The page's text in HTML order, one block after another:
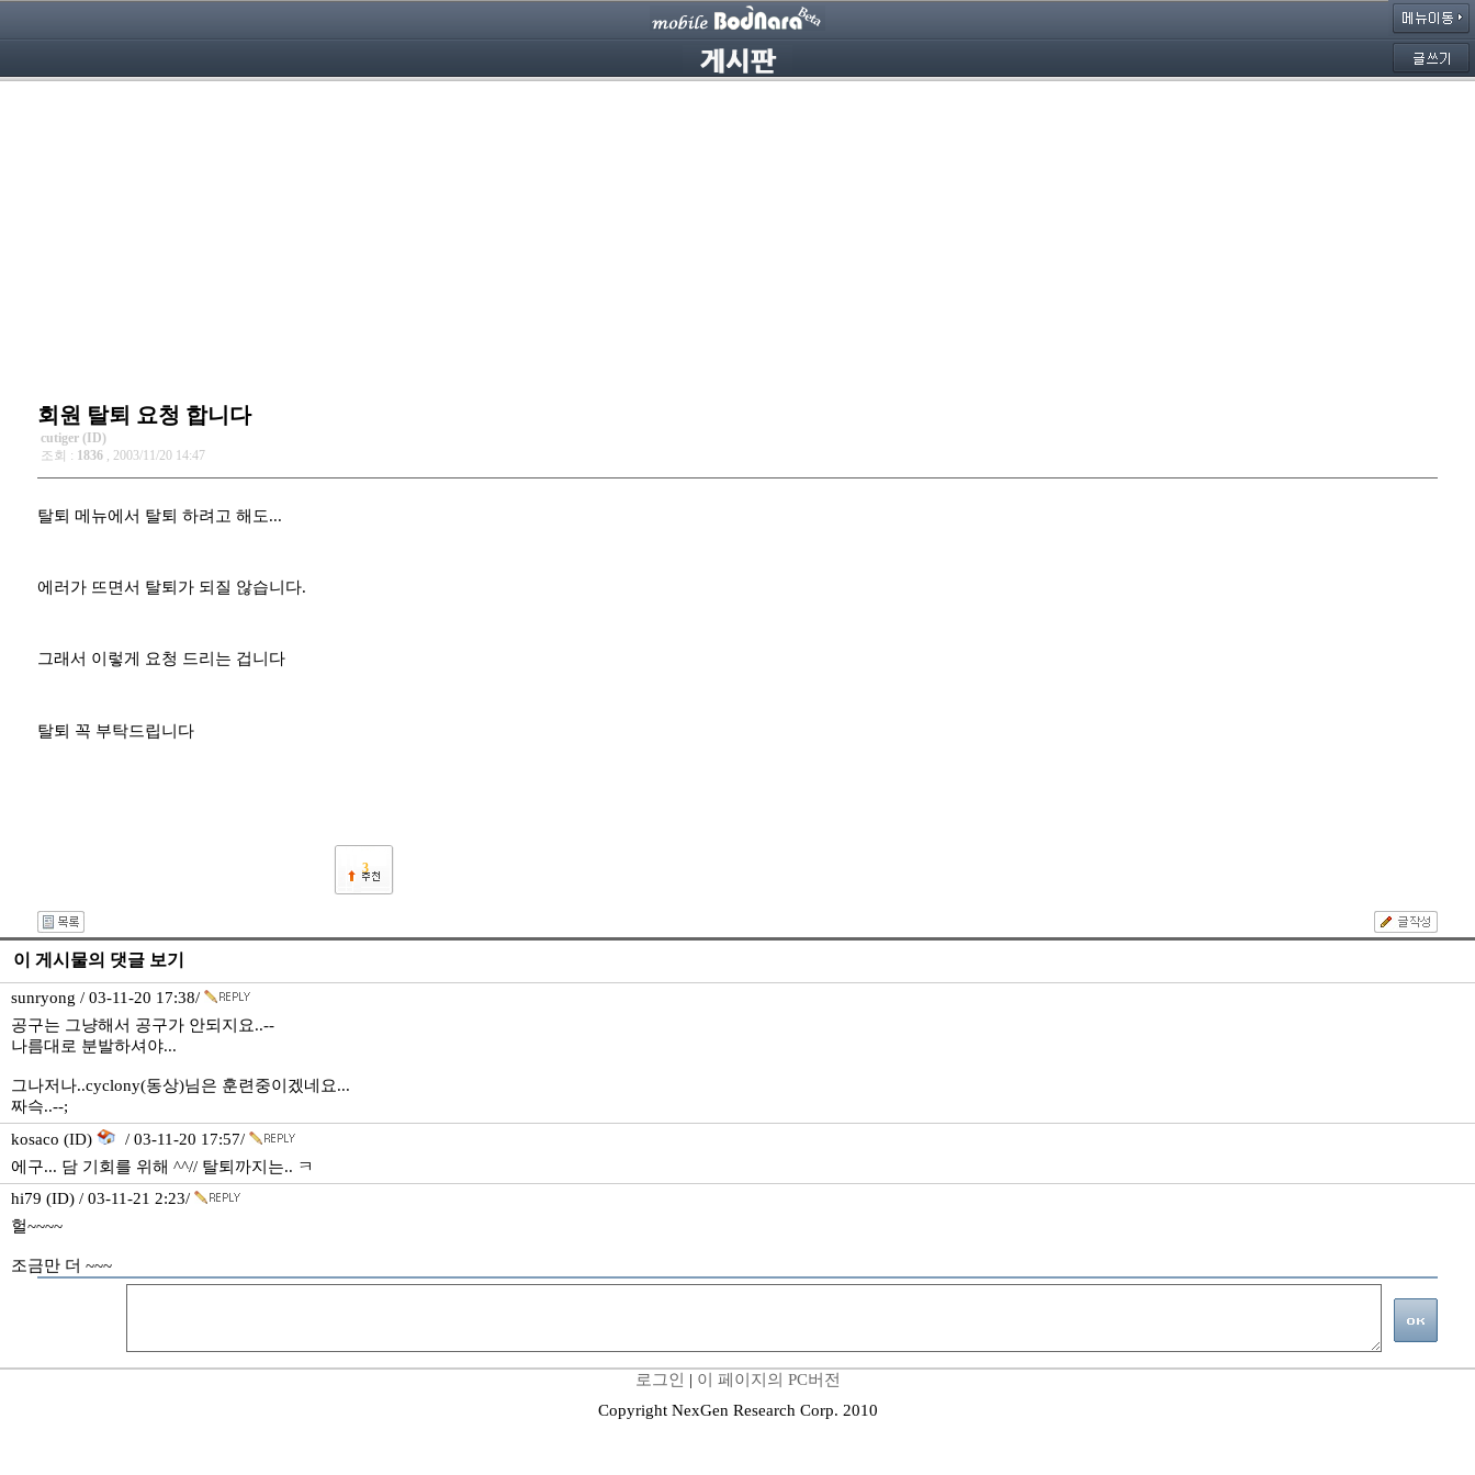
회원 탈퇴 요청 합니다
cutiger (ID)
조회 : 1836 , 2003/11/20 14:47
탈퇴 메뉴에서 탈퇴 하려고 해도...
에러가 뜨면서 탈퇴가 되질 않습니다.
그래서 이렇게 요청 드리는 겁니다
탈퇴 꼭 부탁드립니다
3
이 게시물의 댓글 보기
sunryong / 03-11-20 17:38/
공구는 그냥해서 공구가 안되지요..--
나름대로 분발하셔야...
그나저나..cyclony(동상)님은 훈련중이겠네요...
짜슥..--;
kosaco (ID)
/ 03-11-20 17:57/
에구... 담 기회를 위해 ^^// 탈퇴까지는.. ㅋ
hi79 (ID) / 03-11-21 2:23/
헐~~~~
조금만 더 ~~~
로그인 | 이 페이지의 PC버전
Copyright NexGen Research Corp. 2010